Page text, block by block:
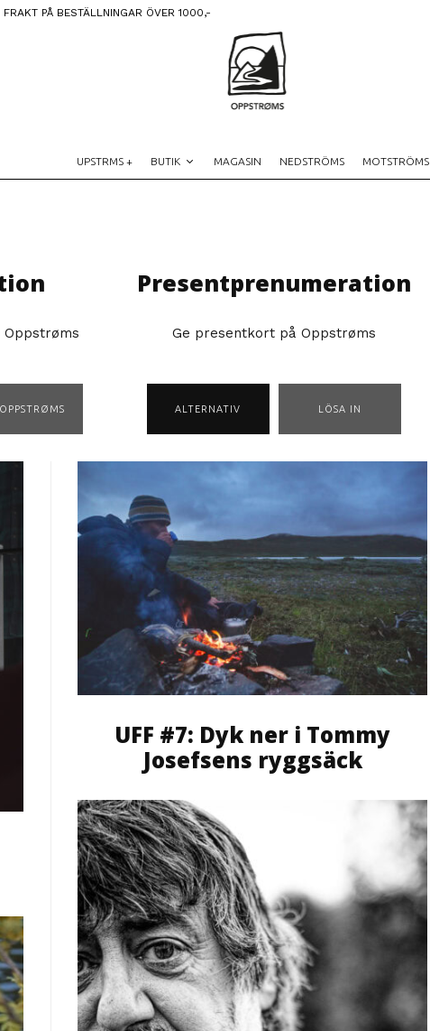
FRAKT PÅ BESTÄLLNINGAR ÖVER 1000,-
UPSTRMS + BUTIK MAGASIN NEDSTRÖMS MOTSTRÖMS
Oppstrøms
Presentprenumeration
Ge presentkort på Oppstrøms
ALTERNATIV LÖSA IN
UFF #7: Dyk ner i Tommy
Josefsens ryggsäck